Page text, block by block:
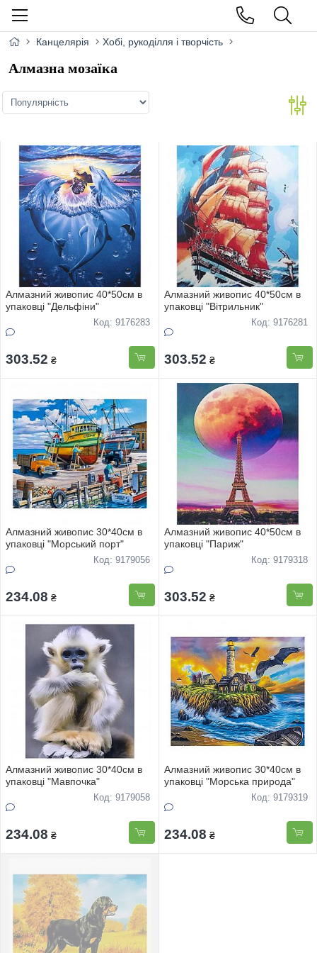
Канцелярія Хобі, рукоділля і творчість
Алмазна мозаїка
Алмазний живопис 40*50см в
упаковцi "Дельфiни"
Код: 9176283
303.52 ₴
Алмазний живопис 40*50см в
упаковцi "Вiтрильник"
Код: 9176281
303.52 ₴
Алмазний живопис 30*40см в
упаковцi "Морський порт"
Код: 9179056
234.08 ₴
Алмазний живопис 40*50см в
упаковцi "Париж"
Код: 9179318
303.52 ₴
Алмазний живопис 30*40см в
упаковцi "Мавпочка"
Код: 9179058
234.08 ₴
Алмазний живопис 30*40см в
упаковцi "Морська природа"
Код: 9179319
234.08 ₴